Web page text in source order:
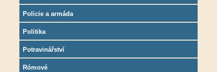
Policie a armáda
Politika
Potravinářství
Rómové